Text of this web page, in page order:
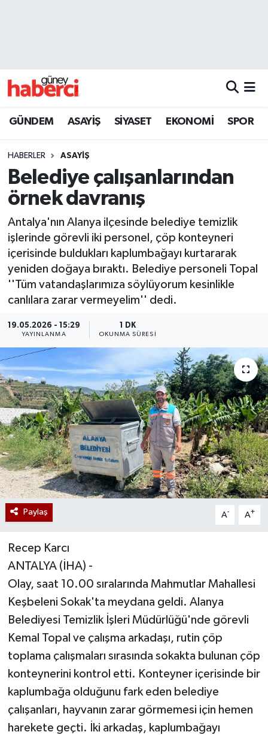
GÜNDEM ASAYİŞ SİYASET EKONOMİ SPOR
HABERLER ASAYİŞ
Belediye çalışanlarından
örnek davranış
Antalya'nın Alanya ilçesinde belediye temizlik
işlerinde görevli iki personel, çöp konteyneri
içerisinde buldukları kaplumbağayı kurtararak
yeniden doğaya bıraktı. Belediye personeli Topal
''Tüm vatandaşlarımıza söylüyorum kesinlikle
canlılara zarar vermeyelim'' dedi.
19.05.2026 - 15:29
YAYINLANMA
1 DK
OKUNMA SÜRESI
Paylaş A- A+
Recep Karcı
ANTALYA (İHA) -
Olay, saat 10.00 sıralarında Mahmutlar Mahallesi
Keşbeleni Sokak'ta meydana geldi. Alanya
Belediyesi Temizlik İşleri Müdürlüğü'nde görevli
Kemal Topal ve çalışma arkadaşı, rutin çöp
toplama çalışmaları sırasında sokakta bulunan çöp
konteynerini kontrol etti. Konteyner içerisinde bir
kaplumbağa olduğunu fark eden belediye
çalışanları, hayvanın zarar görmemesi için hemen
harekete geçti. İki arkadaş, kaplumbağayı
Beyoğlu Trafik Yoğunluk Haritası
Son Dakika Haberleri
Haber Arşivi